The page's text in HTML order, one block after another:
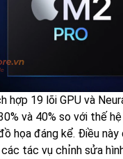
hợp 19 lõi GPU và
và 40% so với thế
họa đáng kể. Điều này
tác vụ chỉnh sửa